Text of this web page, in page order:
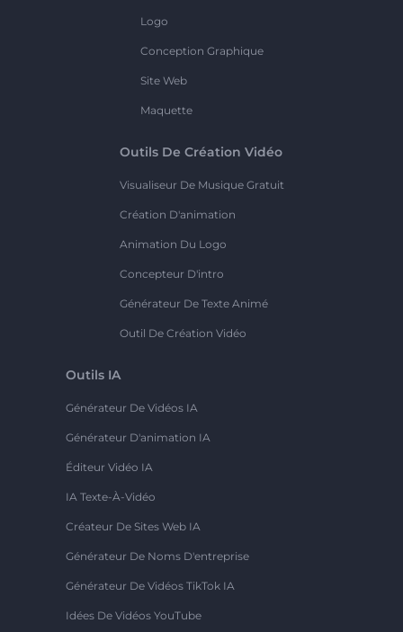
Logo
Conception Graphique
Site Web
Maquette
Outils De Création Vidéo
Visualiseur De Musique Gratuit
Création D'animation
Animation Du Logo
Concepteur D'intro
Générateur De Texte Animé
Outil De Création Vidéo
Outils IA
Générateur De Vidéos IA
Générateur D'animation IA
Éditeur Vidéo IA
IA Texte-À-Vidéo
Créateur De Sites Web IA
Générateur De Noms D'entreprise
Générateur De Vidéos TikTok IA
Idées De Vidéos YouTube